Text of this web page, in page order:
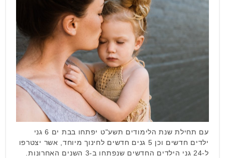
עם תחילת שנת הלימודים תשע"ט יפתחו בבת ים 6 גני
ילדים חדשים וכן 5 גנים חדשים לחינוך מיוחד, אשר יצטרפו
ל-24 גני הילדים החדשים שנפתחו ב-3 השנים האחרונות.